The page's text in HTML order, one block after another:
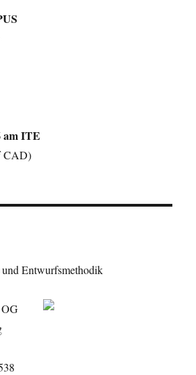
am ITE
CAD)
Entwurfsmethodik
OG